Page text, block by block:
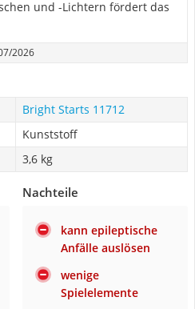
und -Lichtern fördert das
2026
Bright Starts 11712
Kunststoff
3,6 kg
Nachteile
kann epileptische
Anfälle auslösen
wenige
Spielelemente